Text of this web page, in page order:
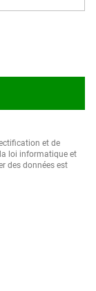
et de
loi informatique et
des données est